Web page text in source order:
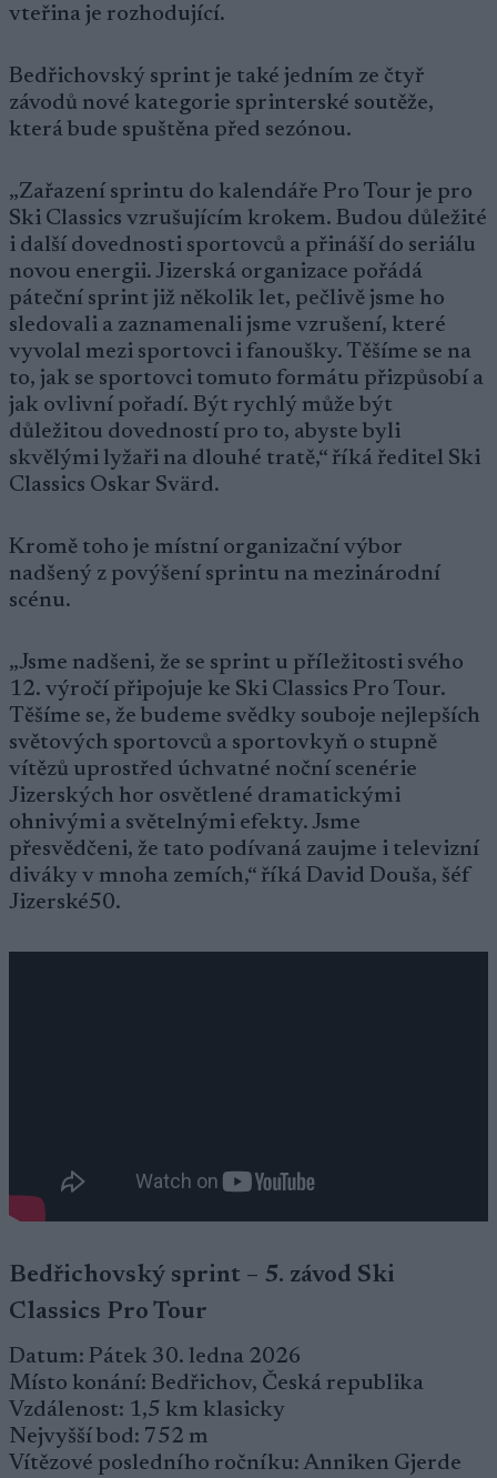
vteřina je rozhodující.
Bedřichovský sprint je také jedním ze čtyř
závodů nové kategorie sprinterské soutěže,
která bude spuštěna před sezónou.
„Zařazení sprintu do kalendáře Pro Tour je pro
Ski Classics vzrušujícím krokem. Budou důležité
i další dovednosti sportovců a přináší do seriálu
novou energii. Jizerská organizace pořádá
páteční sprint již několik let, pečlivě jsme ho
sledovali a zaznamenali jsme vzrušení, které
vyvolal mezi sportovci i fanoušky. Těšíme se na
to, jak se sportovci tomuto formátu přizpůsobí a
jak ovlivní pořadí. Být rychlý může být
důležitou dovedností pro to, abyste byli
skvělými lyžaři na dlouhé tratě,“ říká ředitel Ski
Classics Oskar Svärd.
Kromě toho je místní organizační výbor
nadšený z povýšení sprintu na mezinárodní
scénu.
„Jsme nadšeni, že se sprint u příležitosti svého
12. výročí připojuje ke Ski Classics Pro Tour.
Těšíme se, že budeme svědky souboje nejlepších
světových sportovců a sportovkyň o stupně
vítězů uprostřed úchvatné noční scenérie
Jizerských hor osvětlené dramatickými
ohnivými a světelnými efekty. Jsme
přesvědčeni, že tato podívaná zaujme i televizní
diváky v mnoha zemích,“ říká David Douša, šéf
Jizerské50.
Bedřichovský sprint – 5. závod Ski
Classics Pro Tour
Datum: Pátek 30. ledna 2026
Místo konání: Bedřichov, Česká republika
Vzdálenost: 1,5 km klasicky
Nejvyšší bod: 752 m
Vítězové posledního ročníku: Anniken Gjerde